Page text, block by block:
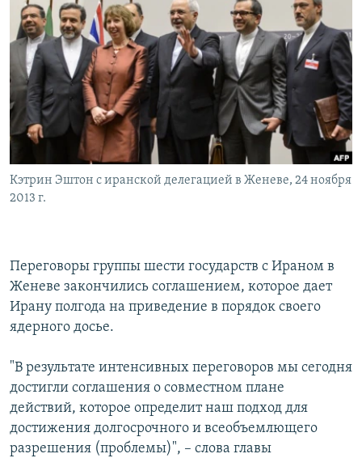
ТОҶИКӢ
TÜRKMENÇE
Все сайты РСЕ/РС
Кэтрин Эштон с иранской делегацией в Женеве, 24 ноября
2013 г.
Переговоры группы шести государств с Ираном в
Женеве закончились соглашением, которое дает
Ирану полгода на приведение в порядок своего
ядерного досье.
"В результате интенсивных переговоров мы сегодня
достигли соглашения о совместном плане
действий, которое определит наш подход для
достижения долгосрочного и всеобъемлющего
разрешения (проблемы)", – слова главы